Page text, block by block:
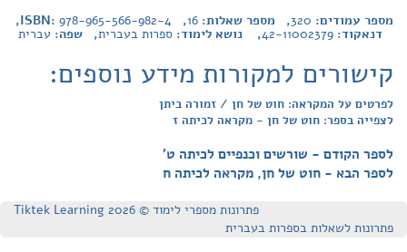
מספר עמודים: 320, מספר שאלות: 16
, ISBN:
978-965-566-982-4
,
דנאקוד: 42-11002379, נושא לימוד: ספרות בעברית, שפה: עברית
קישורים למקורות מידע נוספים:
לפרטים על המקראה: חוט של חן / זמורה ביתן
לצפייה בספר: חוט של חן - מקראה לכיתה ז
לספר הקודם - שורשים וכנפיים לכיתה ט'
לספר הבא - חוט של חן, מקראה לכיתה ח
פתרונות מספרי לימוד © Tiktek Learning 2026
פתרונות לשאלות בספרות בעברית